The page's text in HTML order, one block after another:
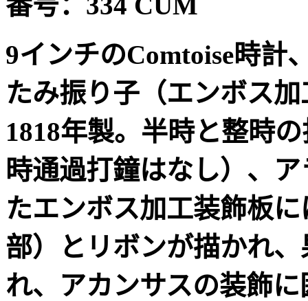
9インチのComtoise時計
たみ振り子（エンボス
1818年製。半時と整時
時通過打鐘はなし）、
たエンボス加工装飾板
部）とリボンが描かれ
れ、アカンサスの装飾